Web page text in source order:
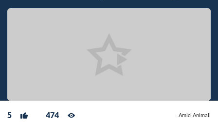
5 474 Amici Animali